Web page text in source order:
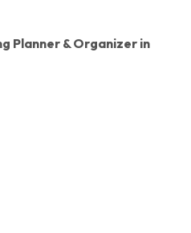
Planner & Organizer in